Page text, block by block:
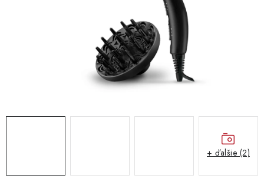
Obchodné podmienky
Podmienky ochrany osobných údajov
Servis a reklamácia
Kontakty
+ ďalšie (2)